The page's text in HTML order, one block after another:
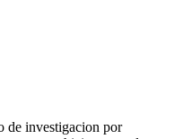
de investigacion por